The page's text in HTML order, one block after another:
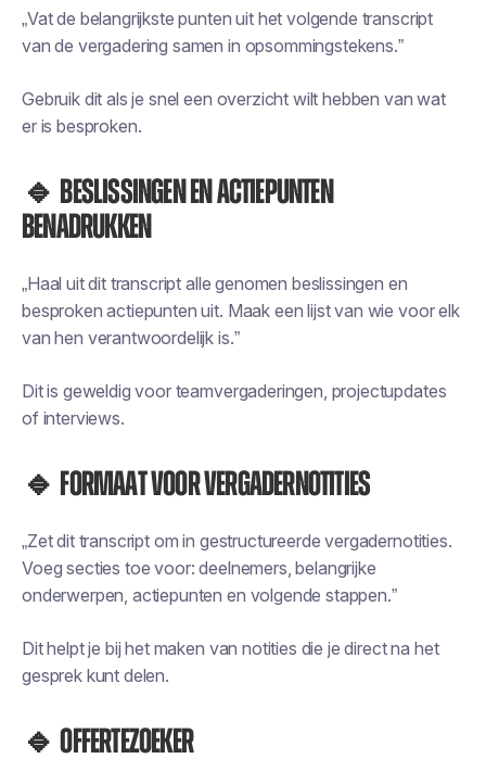
„Vat de belangrijkste punten uit het volgende transcript
van de vergadering samen in opsommingstekens.”
Gebruik dit als je snel een overzicht wilt hebben van wat
er is besproken.
🔹 Beslissingen en actiepunten
benadrukken
„Haal uit dit transcript alle genomen beslissingen en
besproken actiepunten uit. Maak een lijst van wie voor elk
van hen verantwoordelijk is.”
Dit is geweldig voor teamvergaderingen, projectupdates
of interviews.
🔹 Formaat voor vergadernotities
„Zet dit transcript om in gestructureerde vergadernotities.
Voeg secties toe voor: deelnemers, belangrijke
onderwerpen, actiepunten en volgende stappen.”
Dit helpt je bij het maken van notities die je direct na het
gesprek kunt delen.
🔹 Offertezoeker